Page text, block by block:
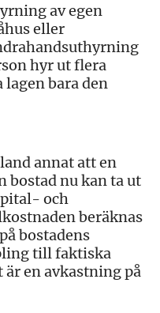
av egen
eller
hyr ut flera
bara den
annat att en
bostad nu kan ta ut
och
beräknas
bostadens
till faktiska
en avkastning på